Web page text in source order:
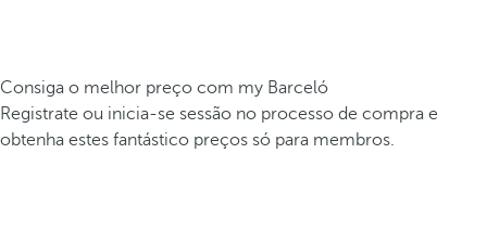
Consiga o melhor preço com my Barceló
Registrate ou inicia-se sessão no processo de compra e
obtenha estes fantástico preços só para membros.